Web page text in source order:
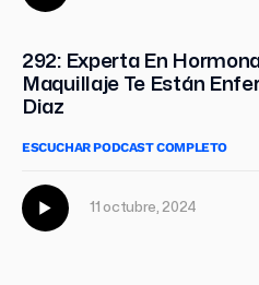
292: Experta En
Maquillaje Te Están
Diaz
ESCUCHAR PODCAST COMPLETO
11 octubre, 2024